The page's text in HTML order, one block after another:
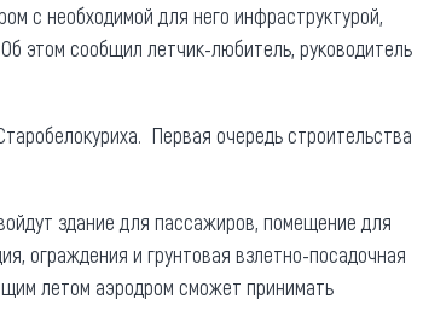
с необходимой для него инфраструктурой,
этом сообщил летчик-любитель, руководитель
Первая очередь строительства
здание для пассажиров, помещение для
ограждения и грунтовая взлетно-посадочная
летом аэродром сможет принимать